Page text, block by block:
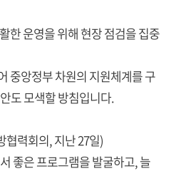
한 운영을 위해 현장 점검을 집중
중앙정부 차원의 지원체계를 구
도 모색할 방침입니다.
협력회의, 지난 27일)
좋은 프로그램을 발굴하고, 늘